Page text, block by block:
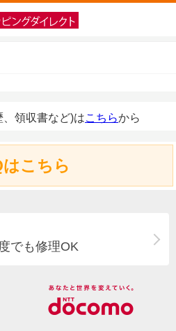
領収書など)はこちらから
はこちら
でも修理OK